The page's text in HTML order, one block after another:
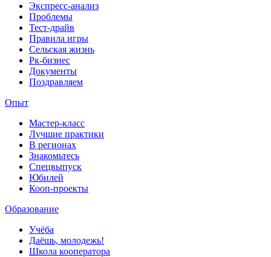
Экспресс-анализ
Проблемы
Тест-драйв
Правила игры
Сельская жизнь
Рк-бизнес
Документы
Поздравляем
Опыт
Мастер-класс
Лучшие практики
В регионах
Знакомьтесь
Спецвыпуск
Юбилей
Кооп-проекты
Образование
Учёба
Даёшь, молодежь!
Школа кооператора